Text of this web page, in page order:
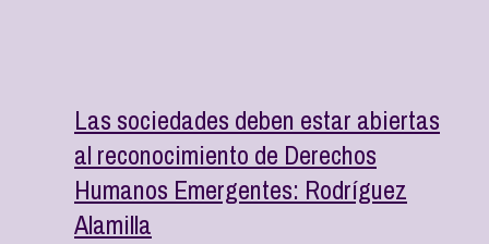
Las sociedades deben estar abiertas
al reconocimiento de Derechos
Humanos Emergentes: Rodríguez
Alamilla